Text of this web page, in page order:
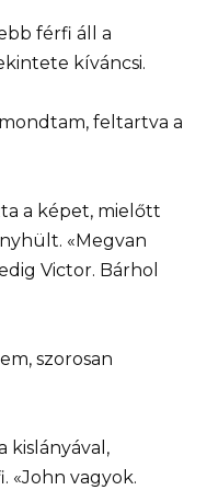
férfi áll a
kíváncsi.
feltartva a
a képet, mielőtt
«Megvan
Victor. Bárhol
szorosan
kislányával,
«John vagyok.